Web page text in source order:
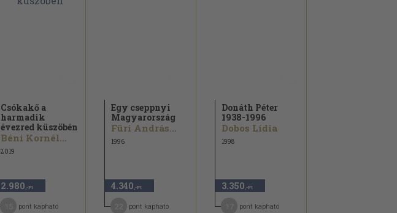
Csókakő a
harmadik
évezred küszöbén
Béni Kornél...
2019
2.980 ,-Ft
pont kapható
Egy cseppnyi
Magyarország
Füri András...
1996
4.340 ,-Ft
pont kapható
Donáth Péter
1938-1996
Dobos Lídia
1998
3.350 ,-Ft
pont kapható